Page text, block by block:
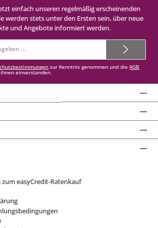
einfach unseren regelmäßig erscheinenden
werden stets unter den Ersten sein, über neue
und Angebote informiert werden.
Mail-
zur Kenntnis genommen und dieAGB
einverstanden.
zum easyCredit-Ratenkauf